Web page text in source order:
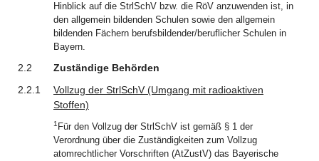
Hinblick auf die StrlSchV bzw. die RöV anzuwenden ist, in
den allgemein bildenden Schulen sowie den allgemein
bildenden Fächern berufsbildender/beruflicher Schulen in
Bayern.
2.2
Zuständige Behörden
2.2.1
Vollzug der StrlSchV (Umgang mit radioaktiven
Stoffen)
1 Für den Vollzug der StrlSchV ist gemäß § 1 der
Verordnung über die Zuständigkeiten zum Vollzug
atomrechtlicher Vorschriften (AtZustV) das Bayerische